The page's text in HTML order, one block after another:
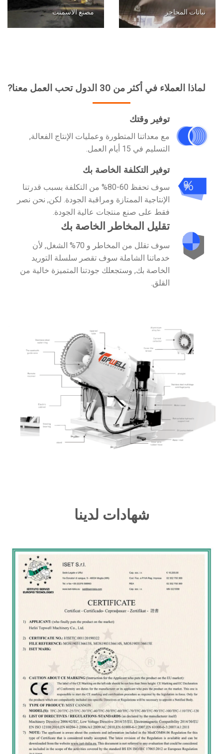
نباتات المحاجر مصنع الاسمنت
لماذا العملاء في أكثر من 30 الدول تحب العمل معنا?
توفير وقتك
مع معداتنا المتطورة وعمليات الإنتاج الفعالة,
التسليم في 15 أيام العمل.
%
توفير التكلفة الخاصة بك
سوف تحفظ 60-80% من التكلفة بسبب قدرتنا
الإنتاجية الممتازة ومراقبة الجودة. لكن, نحن نصر
فقط على صنع منتجات عالية الجودة.
تقليل المخاطر الخاصة بك
سوف تقلل من المخاطر و 70% الشغل, لأن
خدماتنا الشاملة سوف تقصر سلسلة التوريد
الخاصة بك, وستجعلك جودتنا المتميزة خالية من
القلق.
شهادات لدينا